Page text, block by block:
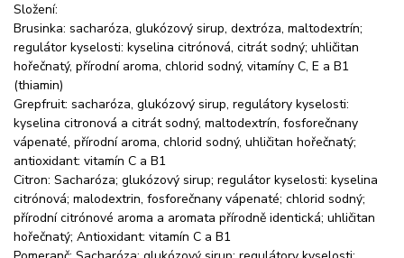
Složení:
Brusinka: sacharóza, glukózový sirup, dextróza, maltodextrín;
regulátor kyselosti: kyselina citrónová, citrát sodný; uhličitan
hořečnatý, přírodní aroma, chlorid sodný, vitamíny C, E a B1
(thiamin)
Grepfruit: sacharóza, glukózový sirup, regulátory kyselosti:
kyselina citronová a citrát sodný, maltodextrín, fosforečnany
vápenaté, přírodní aroma, chlorid sodný, uhličitan hořečnatý;
antioxidant: vitamín C a B1
Citron: Sacharóza; glukózový sirup; regulátor kyselosti: kyselina
citrónová; malodextrin, fosforečnany vápenaté; chlorid sodný;
přírodní citrónové aroma a aromata přírodně identická; uhličitan
hořečnatý; Antioxidant: vitamín C a B1